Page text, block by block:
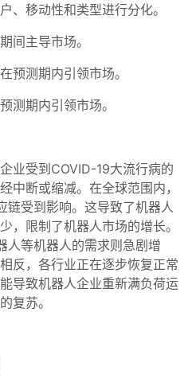
、移动性和类型进行分化。
间主导市场。
预测期内引领市场。
测期内引领市场。
业受到COVID-19大流行病的
中断或缩减。在全球范围内，
链受到影响。这导致了机器人
，限制了机器人市场的增长。
人等机器人的需求则急剧增
反，各行业正在逐步恢复正常
导致机器人企业重新满负荷运
复苏。